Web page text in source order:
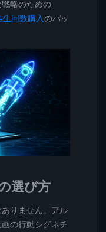
略のための
回数購入のパッ
選び方
りません。アル
の行動シグネチ